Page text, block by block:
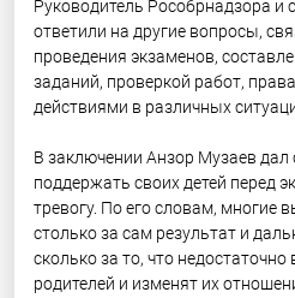
Руководитель Рособрнадзора и
ответили на другие вопросы,
проведения экзаменов,
заданий, проверкой работ,
действиями в различных
В заключении Анзор Музаев дал
поддержать своих детей перед
тревогу. По его словам, многие
столько за сам результат и
сколько за то, что
родителей и изменят их